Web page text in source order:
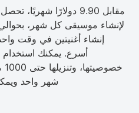
إنشاء أغنيتين في وقت
أسرع. يمكنك استخدام
شهر واحد